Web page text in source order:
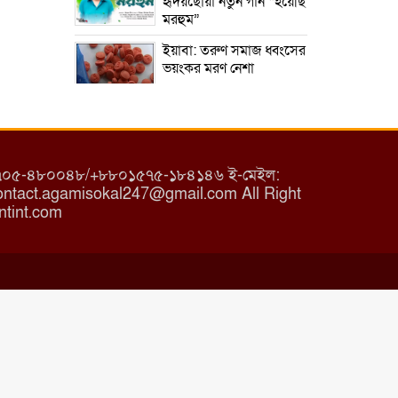
মরহুম”
ইয়াবা: তরুণ সমাজ ধ্বংসের
ভয়ংকর মরণ নেশা
মাধবপুরে কমিউনিটি
রাজবাড়ী: বালিয়াকান্দিতে
কিশোরীর ঝুলন্ত মরদেহ
ব্রাহ্মণবাড়িয়া: নাসিরনগরের
৪৮০০৪৮/+৮৮০১৫৭৫-১৮৪১৪৬ ই-মেইল:
All Right